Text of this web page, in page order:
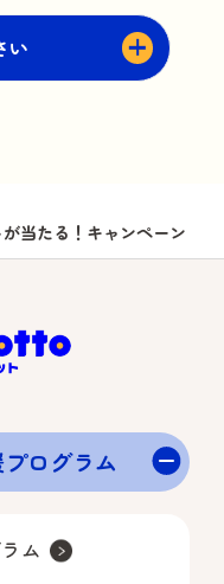
い
員であるこ
グラム」会
本キャンペー
アンケート
こと。
ント」1つで1
当たる！キャンペーン
ログラム
ム